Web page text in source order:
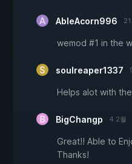
AbleAcorn996
wemod #1 in the
soulreaper1337
Helps alot with
BigChangp 4 2월
Great!! Able to
Thanks!